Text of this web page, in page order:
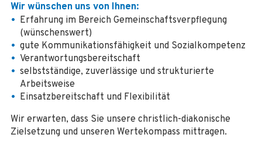
Wir wünschen uns von Ihnen:
Erfahrung im Bereich Gemeinschaftsverpflegung
(wünschenswert)
gute Kommunikationsfähigkeit und Sozialkompetenz
Verantwortungsbereitschaft
selbstständige, zuverlässige und strukturierte
Arbeitsweise
Einsatzbereitschaft und Flexibilität
Wir erwarten, dass Sie unsere christlich-diakonische
Zielsetzung und unseren Wertekompass mittragen.